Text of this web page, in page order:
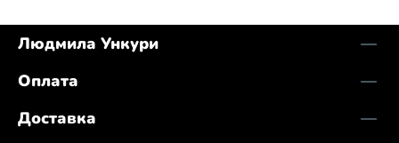
Людмила Ункури
Оплата
Доставка